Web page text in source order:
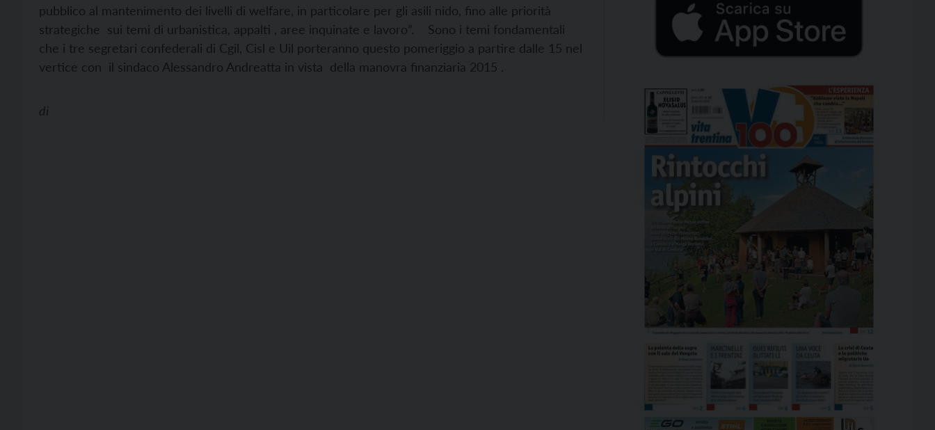
pubblico al mantenimento dei livelli di welfare, in particolare per gli asili nido, fino alle priorità
strategiche sui temi di urbanistica, appalti , aree inquinate e lavoro”. Sono i temi fondamentali
che i tre segretari confederali di Cgil, Cisl e Uil porteranno questo pomeriggio a partire dalle 15 nel
vertice con il sindaco Alessandro Andreatta in vista della manovra finanziaria 2015 .
di